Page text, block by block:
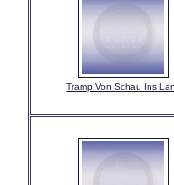
Tramp Von Schau Ins